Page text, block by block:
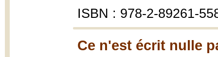
ISBN : 978-2-89261-
Ce n'est écrit nulle